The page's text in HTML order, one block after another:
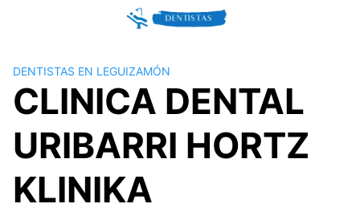
DENTISTAS EN LEGUIZAMÓN
CLINICA DENTAL
URIBARRI HORTZ
KLINIKA